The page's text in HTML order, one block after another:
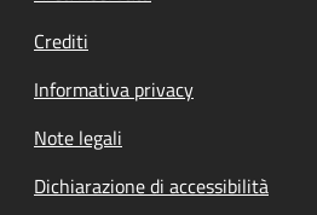
Crediti
Informativa privacy
Note legali
Dichiarazione di accessibilità